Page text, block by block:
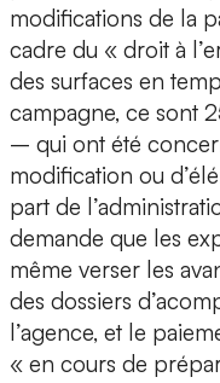
modifications de la
cadre du « droit à
des surfaces en
campagne, ce sont
– qui ont été
modification ou
part de
demande que les
même verser les
des dossiers
l’agence, et le
« en cours de